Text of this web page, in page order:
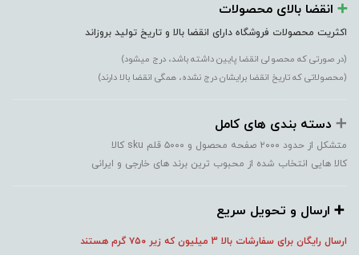
➕️ انقضا بالای محصولات
اکثریت محصولات فروشگاه دارای انقضا بالا و تاریخ تولید بروزاند
(در صورتی که محصولی انقضا پایین داشته باشد، درج میشود)
(محصولاتی که تاریخ انقضا برایشان درج نشده، همگی انقضا بالا دارند)
➕️ دسته بندی های کامل
متشکل از حدود ۲۰۰۰ صفحه محصول و ۵۰۰۰ قلم sku کالا
کالا هایی انتخاب شده از محبوب ترین برند های خارجی و ایرانی
➕️ ارسال و تحویل سریع
ارسال رایگان برای سفارشات بالا 3 میلیون که زیر ۷۵۰ گرم هستند